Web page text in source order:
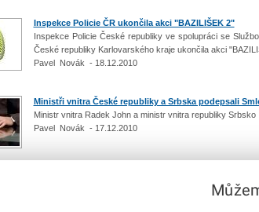
Inspekce Policie ČR ukončila akci "BAZILIŠEK 2"
Inspekce Policie České republiky ve spolupráci se
České republiky Karlovarského kraje ukončila akci
Pavel Novák - 18.12.2010
Ministři vnitra České republiky a Srbska podepsali
Ministr vnitra Radek John a ministr vnitra republiky
Pavel Novák - 17.12.2010